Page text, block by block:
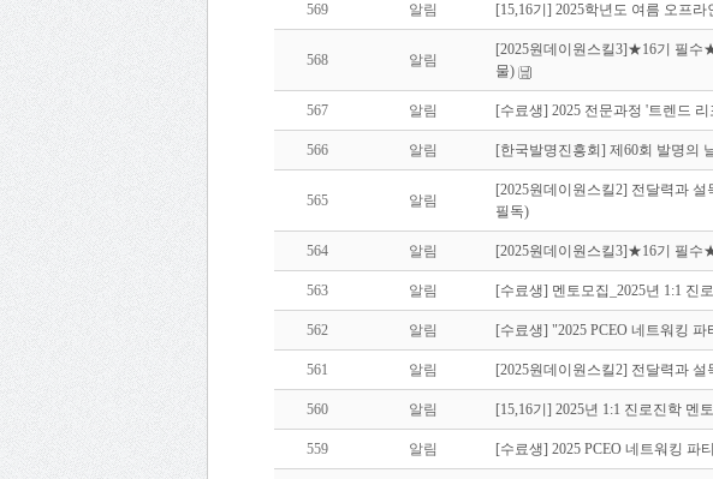
569 알림 [15,16기] 2025학년도 여름 오프라
568 알림
[2025원데이원스킬3]★16기 필수
물)
567 알림 [수료생] 2025 전문과정 '트렌드
566 알림 [한국발명진흥회] 제60회 발명의
565 알림
[2025원데이원스킬2] 전달력과
필독)
564 알림 [2025원데이원스킬3]★16기 필수
563 알림 [수료생] 멘토모집_2025년 1:1 진
562 알림 [수료생] "2025 PCEO 네트워킹
561 알림 [2025원데이원스킬2] 전달력과
560 알림 [15,16기] 2025년 1:1 진로진학 멘
559 알림 [수료생] 2025 PCEO 네트워킹 파